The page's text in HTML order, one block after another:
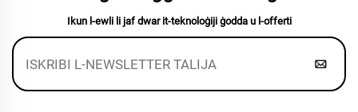
Ikun l-ewli li jaf dwar it-teknoloġiji ġodda u l-offerti